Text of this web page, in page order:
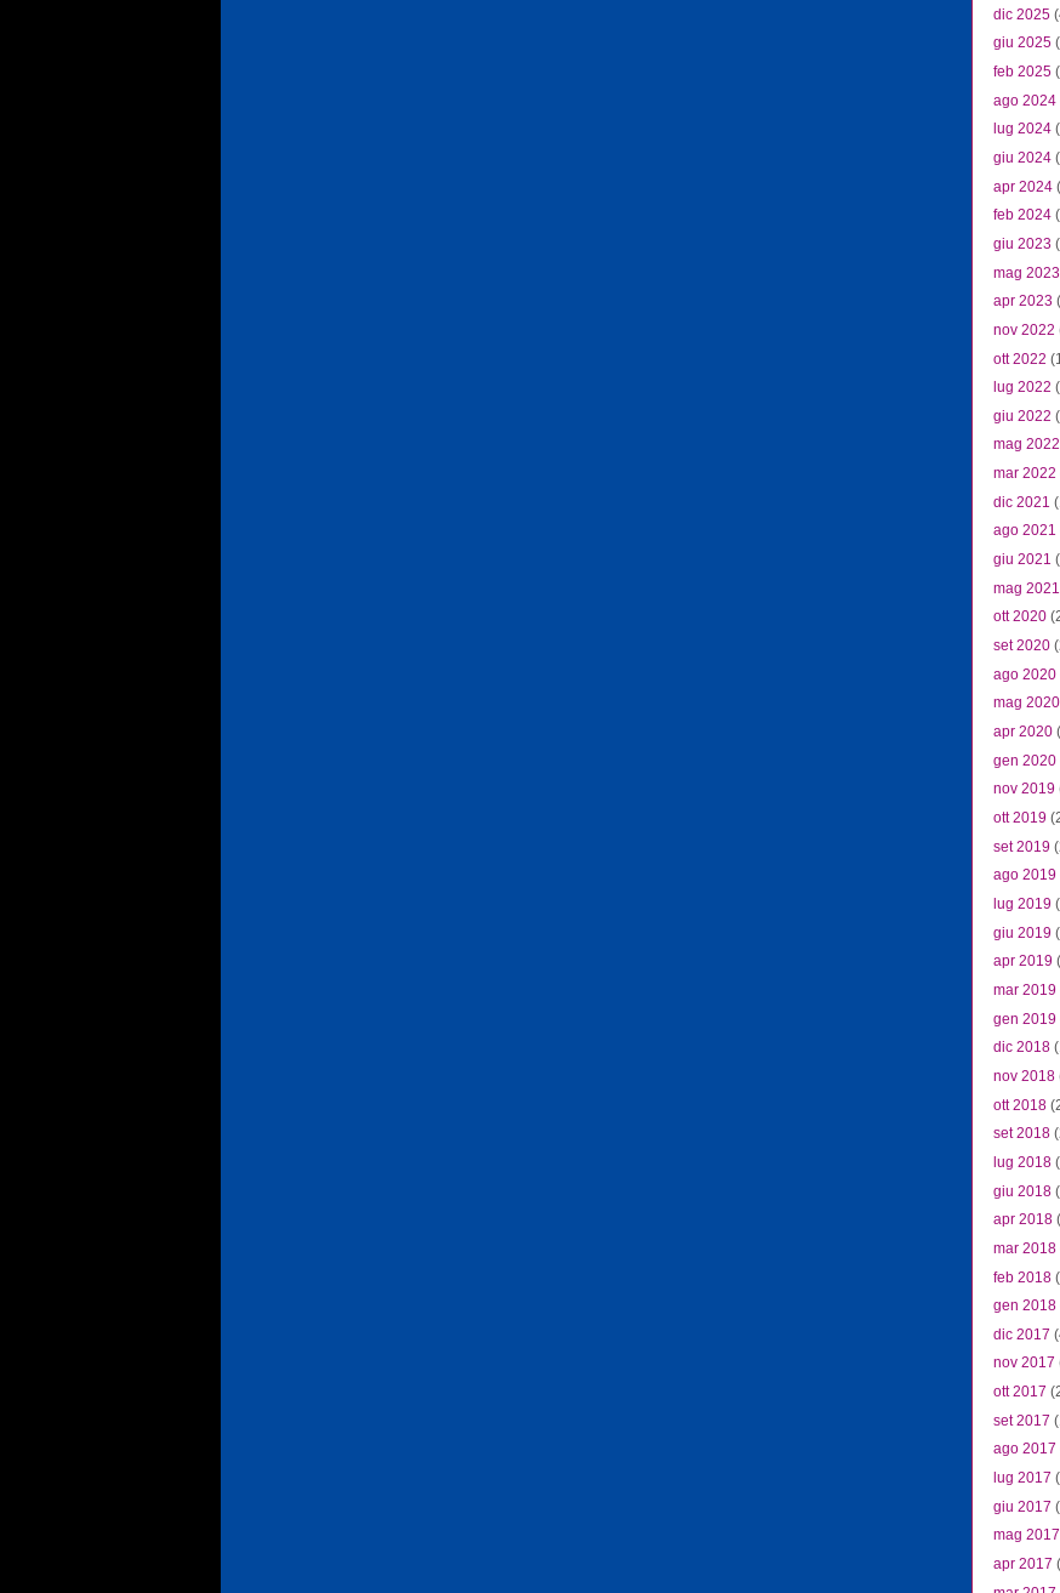
dic 2025
giu 2025
feb 2025
ago 2024
lug 2024
giu 2024
apr 2024
feb 2024
giu 2023
mag 2023
apr 2023
nov 2022
ott 2022
lug 2022
giu 2022
mag 2022
mar 2022
dic 2021
ago 2021
giu 2021
mag 2021
ott 2020
set 2020
ago 2020
mag 2020
apr 2020
gen 2020
nov 2019
ott 2019
set 2019
ago 2019
lug 2019
giu 2019
apr 2019
mar 2019
gen 2019
dic 2018
nov 2018
ott 2018
set 2018
lug 2018
giu 2018
apr 2018
mar 2018
feb 2018
gen 2018
dic 2017
nov 2017
ott 2017
set 2017
ago 2017
lug 2017
giu 2017
mag 2017
apr 2017